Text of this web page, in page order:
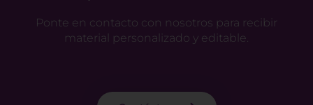
Ponte en contacto con nosotros para recibir
material personalizado y editable.